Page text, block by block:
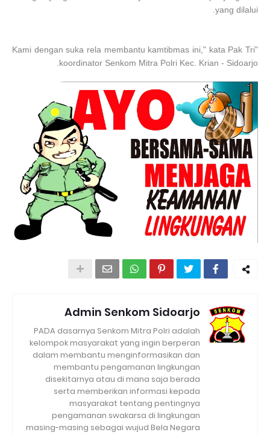
yang dilalui.
"Kami dengan suka rela membantu kamtibmas ini," kata Pak Tri
koordinator Senkom Mitra Polri Kec. Krian - Sidoarjo.
Admin Senkom Sidoarjo
PADA dasarnya Senkom Mitra Polri adalah
kelompok masyarakat yang ingin berperan
dalam membantu menginformasikan dan
membantu pengamanan lingkungan
disekitarnya atau di mana saja berada
serta memberikan informasi kepada
masyarakat tentang pentingnya
pengamanan swakarsa di lingkungan
masing-masing sebagai wujud Bela Negara